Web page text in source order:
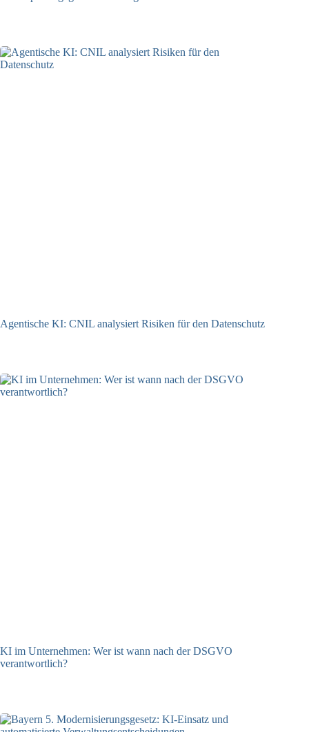
Agentische KI: CNIL analysiert Risiken für den Datenschutz
KI im Unternehmen: Wer ist wann nach der DSGVO
verantwortlich?